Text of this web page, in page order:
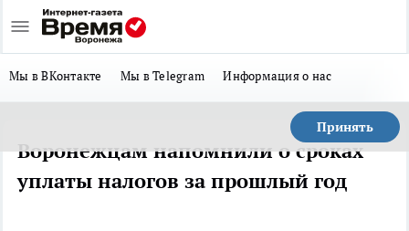
Мы в ВКонтакте Мы в Telegram Информация о нас
Принять
Воронежцам напомнили о сроках
уплаты налогов за прошлый год